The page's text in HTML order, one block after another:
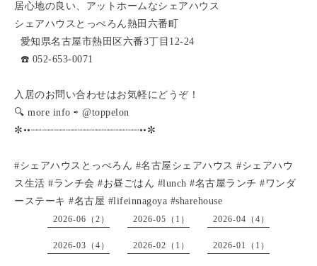
居心地の良い、アットホームなシェアハウス
シェアハウスとっぺろん熱田六番町
愛知県名古屋市熱田区六番3丁目12-24
☎️ 052-653-0071
入居のお問い合わせはお気軽にどうぞ！
🔍 more info ⇨ @toppelon
✼••┈┈┈┈┈┈┈┈┈┈┈┈┈┈┈┈┈┈••✼
#シェアハウスとっぺろん #名古屋シェアハウス #シェアハウ
ス生活 #ランチ会 #お昼ごはん #lunch #名古屋ランチ #ワンダ
ーステーキ #名古屋 #lifeinnagoya #sharehouse
2026-06（2） 2026-05（1） 2026-04（4）
2026-03（4） 2026-02（1） 2026-01（1）